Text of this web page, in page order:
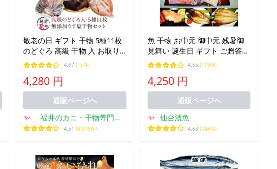
敬老の日 ギフト 干物 5種11枚
のどぐろ 高級 干物 入 お取り
寄せ プレゼント ((冷凍)) 内祝い
お返し お祝 人気 50代 60代 70
代 爆買
4.67 (15件)
4,280 円
通販ページへ
福井のカニ・干物専門店
越前宝や
4.51 (4,916件)
魚 干物 お中元 御中元 残暑御
見舞い 誕生日 ギフト ご贈答
海の恵みグルメ 漬魚・干物セ
ット
4.65 (119件)
4,250 円
通販ページへ
仙台漬魚
4.63 (743件)